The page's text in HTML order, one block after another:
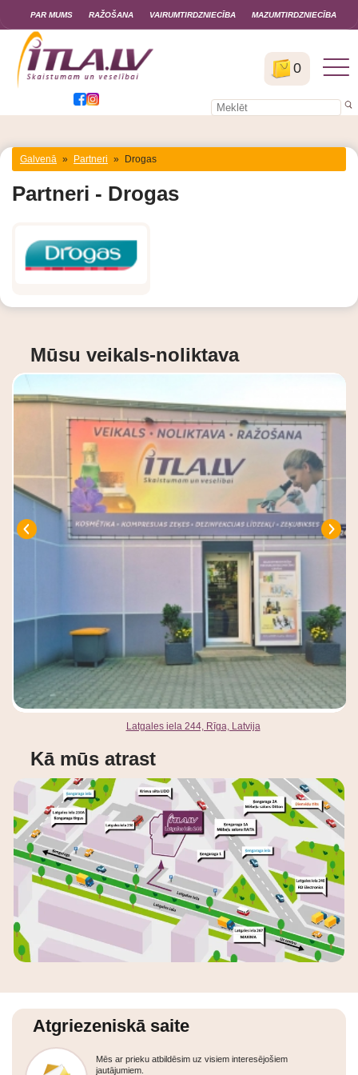
0
PAR MUMS RAŽOŠANA VAIRUMTIRDZNIECĪBA MAZUMTIRDZNIECĪBA
Galvenā » Partneri » Drogas
Partneri - Drogas
Mūsu veikals-noliktava
Latgales iela 244, Rīga, Latvija
Kā mūs atrast
Atgriezeniskā saite
Mēs ar prieku atbildēsim uz visiem interesējošiem
jautājumiem.